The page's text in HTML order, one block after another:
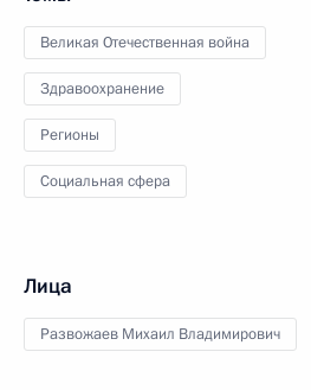
Великая Отечественная война
Здравоохранение
Регионы
Социальная сфера
Лица
Развожаев Михаил Владимирович